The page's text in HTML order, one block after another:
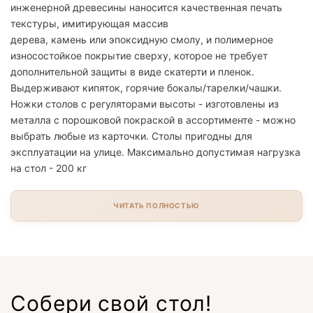
инженерной древесины наносится качественная печать
текстуры, имитирующая массив
дерева, камень или эпоксидную смолу, и полимерное
износостойкое покрытие сверху, которое не требует
дополнительной защиты в виде скатерти и пленок.
Выдерживают кипяток, горячие бокалы/тарелки/чашки.
Ножки столов с регуляторами высоты - изготовлены из
металла с порошковой покраской в ассортименте - можно
выбрать любые из карточки. Столы пригодны для
эксплуатации на улице. Максимально допустимая нагрузка
на стол - 200 кг
ЧИТАТЬ ПОЛНОСТЬЮ
Собери свой стол!